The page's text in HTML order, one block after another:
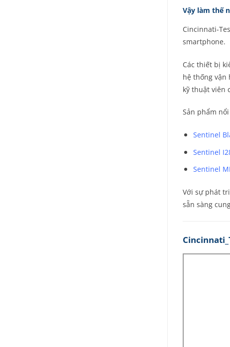
Vậy làm thế
Cincinnati-
smartphone.
Các thiết bị
hệ thống vận
kỹ thuật viên
Sản phẩm
Sentinel
Sentinel
Sentinel
Với sự phát
sẵn sàng